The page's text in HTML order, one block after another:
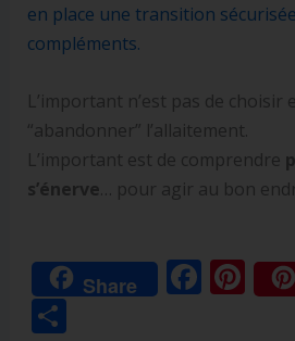
en place une transition
compléments.
L’important n’est pas de choisir
“abandonner” l’allaitement.
L’important est de comprendre
s’énerve… pour agir au bon
Share F Pi
nt
P